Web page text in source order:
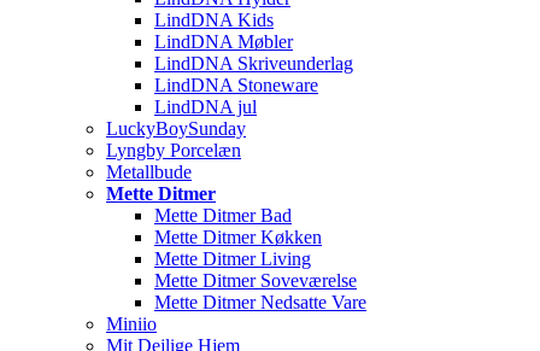
LindDNA Kids
LindDNA Møbler
LindDNA Skriveunderlag
LindDNA Stoneware
LindDNA jul
LuckyBoySunday
Lyngby Porcelæn
Metallbude
Mette Ditmer
Mette Ditmer Bad
Mette Ditmer Køkken
Mette Ditmer Living
Mette Ditmer Soveværelse
Mette Ditmer Nedsatte Vare
Miniio
Mit Dejlige Hjem